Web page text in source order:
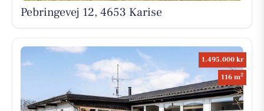
Pebringevej 12, 4653 Karise
1.495.000 kr
116 m2